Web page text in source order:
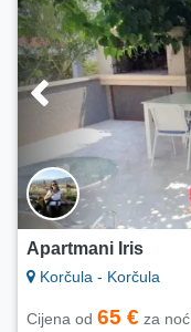
Apartmani Iris
Korčula - Korčula
Cijena od 65 € za noć